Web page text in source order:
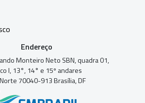
Endereço
Monteiro Neto SBN, quadra 01,
I, 13°, 14° e 15º andares
70040-913 Brasília, DF